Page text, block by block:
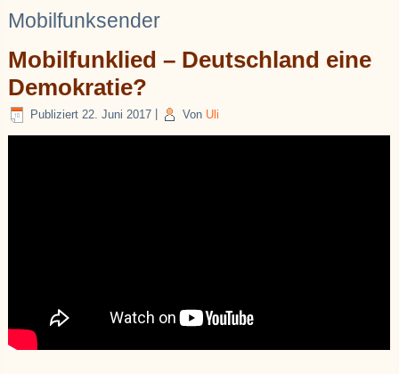
Mobilfunksender
Mobilfunklied – Deutschland eine
Demokratie?
Publiziert 22. Juni 2017 Von Uli